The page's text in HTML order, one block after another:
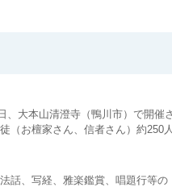
、大本山清澄寺（鴨川市）で開催
（お檀家さん、信者さん）約250
話、写経、雅楽鑑賞、唱題行等の